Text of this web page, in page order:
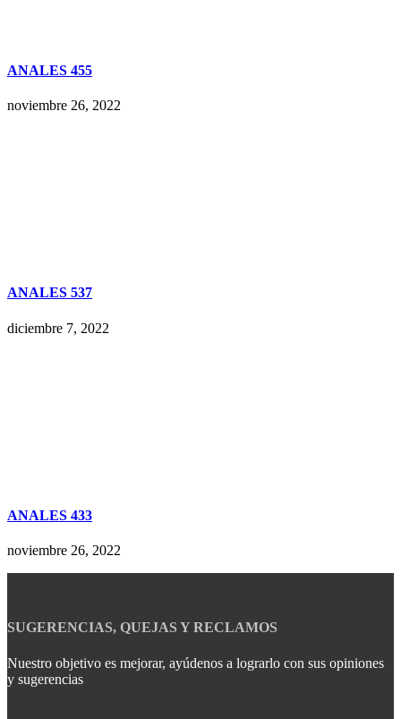
ANALES 455
noviembre 26, 2022
ANALES 537
diciembre 7, 2022
ANALES 433
noviembre 26, 2022
SUGERENCIAS, QUEJAS Y RECLAMOS
Nuestro objetivo es mejorar, ayúdenos a lograrlo con sus opiniones
y sugerencias